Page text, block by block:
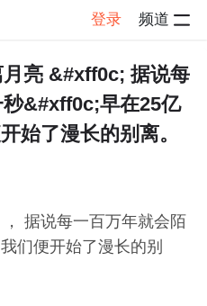
登录 频道
帖子详情
亮 &#xff0c; 据说每
&#xff0c;早在25亿
始了漫长的别离。
据说每一百万年就会陌
们便开始了漫长的别